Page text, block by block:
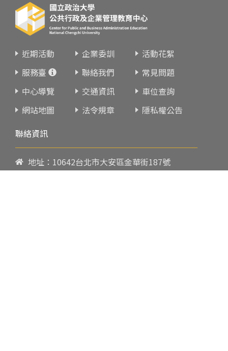
近期活動 企業委訓
活動花絮
服務臺
聯絡我們
常見問題
中心導覽
交通資訊
車位查詢
網站地圖
法令規章
隱私權公告
聯絡資訊
地址：10642台北市大安區金華街187號